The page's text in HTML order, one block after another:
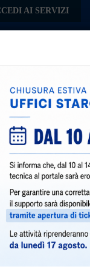
AI SERVIZI
Torna agli articoli
|
per